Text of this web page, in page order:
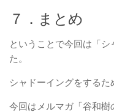
７．まとめ
ということで今回は「
た。
シャドーイングをするた
今回はメルマガ「谷和